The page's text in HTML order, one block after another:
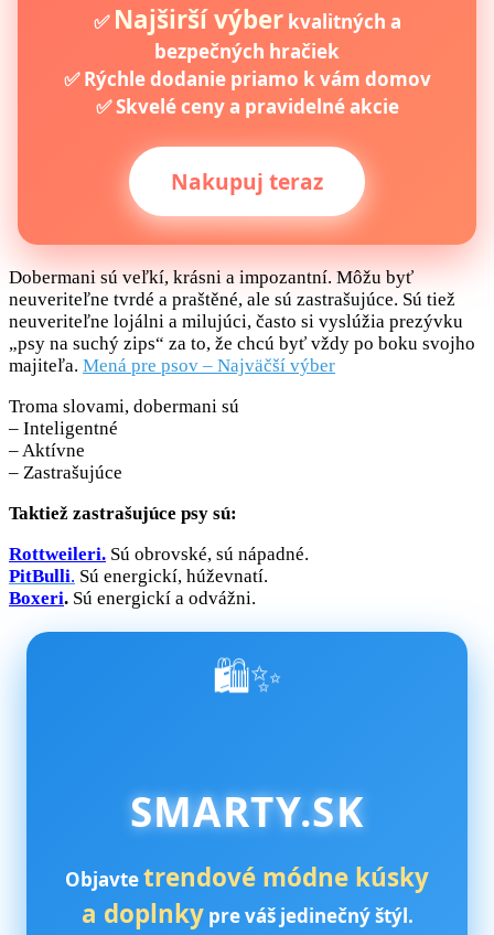
✅ Najširší výberkvalitných a
bezpečných hračiek
✅ Rýchle dodanie priamo k vám domov
✅ Skvelé ceny a pravidelné akcie
Nakupuj teraz
Dobermani sú veľkí, krásni a impozantní. Môžu byť
neuveriteľne tvrdé a praštěné, ale sú zastrašujúce. Sú tiež
neuveriteľne lojálni a milujúci, často si vyslúžia prezývku
„psy na suchý zips“ za to, že chcú byť vždy po boku svojho
majiteľa. Mená pre psov – Najväčší výber
Troma slovami, dobermani sú
– Inteligentné
– Aktívne
– Zastrašujúce
Taktiež zastrašujúce psy sú:
Rottweileri. Sú obrovské, sú nápadné.
PitBulli. Sú energickí, húževnatí.
Boxeri. Sú energickí a odvážni.
🛍️✨
SMARTY.SK
Objavtetrendové módne kúsky
a doplnkypre váš jedinečný štýl.